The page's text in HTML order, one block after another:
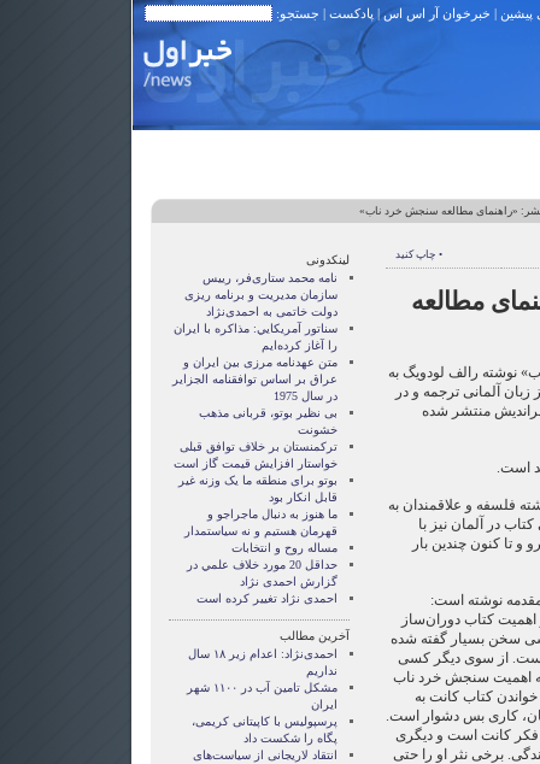
پیشین | خبرخوان آر اس اس| پادکست | جستجو:
«راهنمای مطالعه سنجش خرد ناب»
• چاپ کنید
مطالعه
نوشته‌ رالف لودویگ به
آلمانی ترجمه و در
منتشر شده
است.
فلسفه و علاقمندان به
در آلمان نیز با
و تا کنون چندین بار
نوشته است:
اهمیت کتاب دوران‌ساز
سخن بسیار گفته شده
نیست. از سوی دیگر کسی
به اهمیت سنجش خرد ناب
کتاب کانت به
کاری بس دشوار است.
فکر کانت است و دیگری
برخی نثر او را حتی
لینکدونی
نامه محمد ستاری‌فر، رییس
سازمان مدیریت و برنامه ریزی
دولت خاتمی به احمدی‌نژاد
سناتور آمريکايي: مذاکره با ايران
را آغاز کرده‌ايم
متن عهدنامه مرزى بين ايران و
عراق بر اساس توافقنامه الجزاير
در سال 1975
بی نظیر بوتو، قربانی مذهب
خشونت
ترکمنستان بر خلاف توافق قبلی
خواستار افزایش قیمت گاز است
بوتو برای منطقه ما یک وزنه غیر
قابل انکار بود
ما هنوز به دنبال ماجراجو و
قهرمان هستيم و نه سياستمدار
مساله روح و انتخابات
حداقل 20 مورد خلاف علمي در
گزارش احمدی نژاد
احمدی نژاد تغییر کرده است
آخرین مطالب
احمدی‌نژاد: اعدام زیر ۱۸ سال
نداریم
مشکل تامین آب در ۱۱۰۰ شهر
ایران
پرسپولیس با کاپیتانی کریمی،
پگاه را شکست داد
انتقاد لاریجانی از سیاست‌های